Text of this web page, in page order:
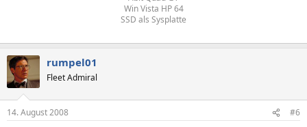
Win Vista HP 64
SSD als Sysplatte
rumpel01
Fleet Admiral
14. August 2008 #6